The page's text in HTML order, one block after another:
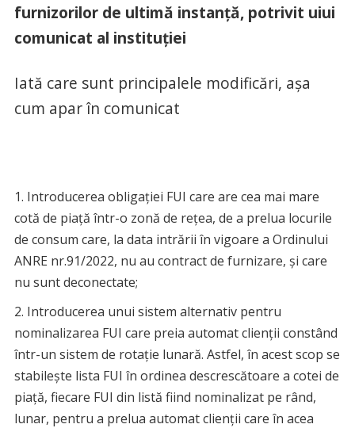
furnizorilor de ultimă instanță, potrivit uiui
comunicat al instituției
Iată care sunt principalele modificări, așa
cum apar în comunicat
Introducerea obligaţiei FUI care are cea mai mare
cotă de piaţă într-o zonă de reţea, de a prelua locurile
de consum care, la data intrării în vigoare a Ordinului
ANRE nr.91/2022, nu au contract de furnizare, şi care
nu sunt deconectate;
Introducerea unui sistem alternativ pentru
nominalizarea FUI care preia automat clienţii constând
într-un sistem de rotaţie lunară. Astfel, în acest scop se
stabileşte lista FUI în ordinea descrescătoare a cotei de
piaţă, fiecare FUI din listă fiind nominalizat pe rând,
lunar, pentru a prelua automat clienţii care în acea